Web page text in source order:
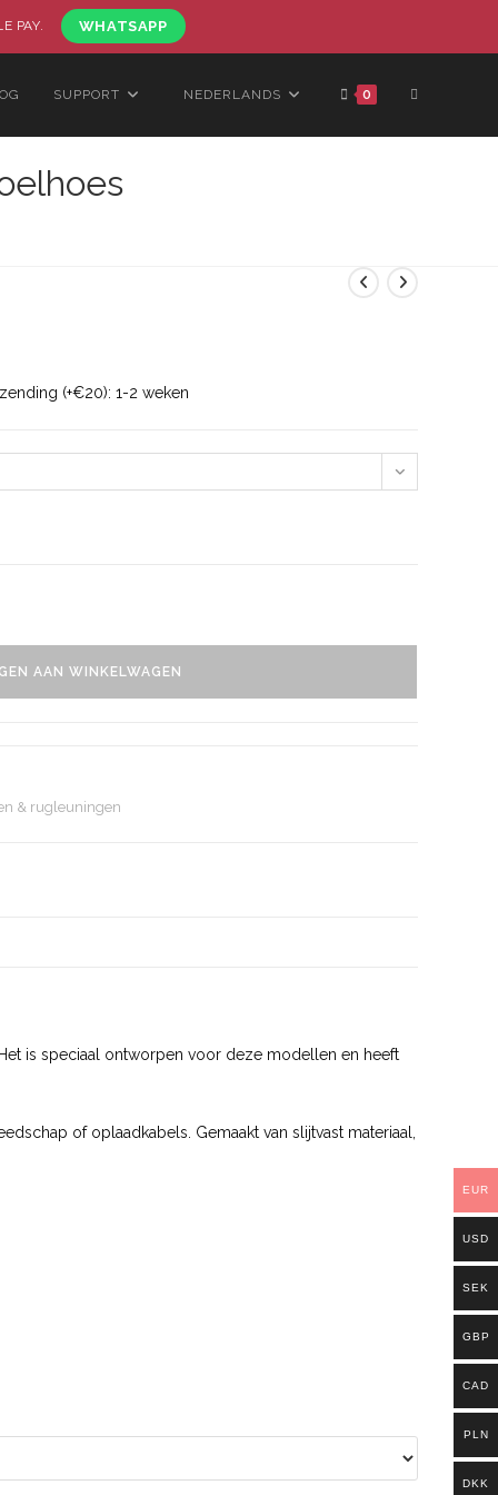
PAY. WHATSAPP
SUPPORT NEDERLANDS 0
(+€20): 1-2 weken
AAN WINKELWAGEN
& rugleuningen
is speciaal ontworpen voor deze modellen en heeft
of oplaadkabels. Gemaakt van slijtvast materiaal,
EUR
USD
SEK
GBP
CAD
PLN
DKK